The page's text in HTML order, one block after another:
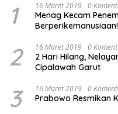
1 16 Maret 2019 0
Menag Kecam
Berperikemanusiaan!
2 16 Maret 2019 0
2 Hari Hilang,
Cipalawah Garut
3 16 Maret 2019 0
Prabowo Resmikan